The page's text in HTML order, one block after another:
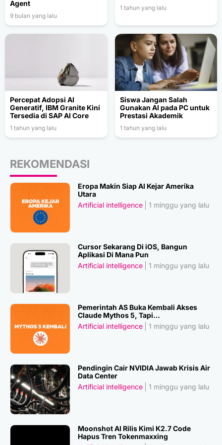
Agent
9 bulan yang lalu
1 tahun yang lalu
Percepat Adopsi AI
Generatif, IBM Granite Kini
Tersedia di SAP AI Core
1 tahun yang lalu
Siswa Jangan Salah
Gunakan AI pada PC untuk
Prestasi Akademik
1 tahun yang lalu
REKOMENDASI
Eropa Makin Siap AI Kejar Amerika
Utara
Artificial intelligence
1 minggu yang lalu
Cursor Sekarang Di iOS, Bangun
Aplikasi Di Mana Pun
Artificial intelligence
1 minggu yang lalu
Pemerintah AS Buka Kembali Akses
Claude Mythos 5, Tapi…
Artificial intelligence
1 minggu yang lalu
Pendingin Cair NVIDIA Jawab Krisis Air
Data Center
Artificial intelligence
1 minggu yang lalu
Moonshot AI Rilis Kimi K2.7 Code
Hapus Tren Tokenmaxxing